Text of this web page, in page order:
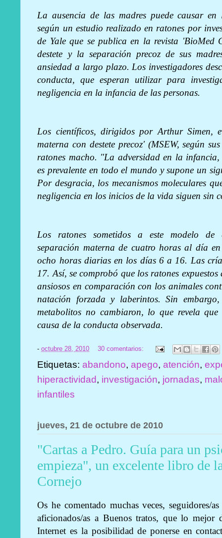
La ausencia de las madres puede causar
según un estudio realizado en ratones por
de Yale que se publica en la revista 'BioMed
destete y la separación precoz de sus
ansiedad a largo plazo. Los investigadores
conducta, que esperan utilizar para
negligencia en la infancia de las personas.
Los científicos, dirigidos por Arthur Simen,
materna con destete precoz' (MSEW, según
ratones macho. "La adversidad en la
es prevalente en todo el mundo y supone un
Por desgracia, los mecanismos moleculares
negligencia en los inicios de la vida siguen sin
Los ratones sometidos a este modelo de
separación materna de cuatro horas al día
ocho horas diarias en los días 6 a 16. Las
17. Así, se comprobó que los ratones
ansiosos en comparación con los animales
natación forzada y laberintos. Sin
metabolitos no cambiaron, lo que revela
causa de la conducta observada.
-octubre 28, 2010 30 comentarios:
Etiquetas:abandono,apego,atención,
hiperactividad, investigación, jornadas,
infantiles
jueves, 21 de octubre de 2010
"Cartas a Pedro. Guía para un
empieza", un excelente libro de
Cornejo
Os he comentado muchas veces, seguidores/
aficionados/as a Buenos tratos, que lo mejor
Internet es la posibilidad de ponerse en